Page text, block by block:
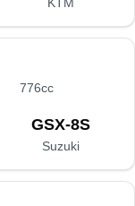
776cc
GSX-8S
Suzuki